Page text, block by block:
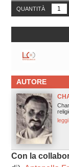
QUANTITÀ
AUTORE
leggi
Con la